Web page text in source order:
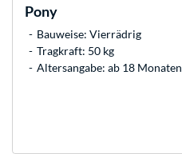
Pony
Bauweise: Vierrädrig
Tragkraft: 50 kg
Altersangabe: ab 18 Monaten